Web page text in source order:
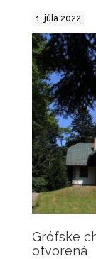
1. júla 2022
Grófske
otvorená